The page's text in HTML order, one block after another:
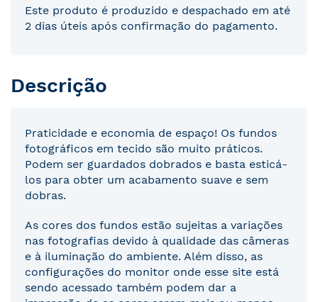
Este produto é produzido e despachado em até
2 dias úteis após confirmação do pagamento.
Descrição
Praticidade e economia de espaço! Os fundos
fotográficos em tecido são muito práticos.
Podem ser guardados dobrados e basta esticá-
los para obter um acabamento suave e sem
dobras.
As cores dos fundos estão sujeitas a variações
nas fotografias devido à qualidade das câmeras
e à iluminação do ambiente. Além disso, as
configurações do monitor onde esse site está
sendo acessado também podem dar a